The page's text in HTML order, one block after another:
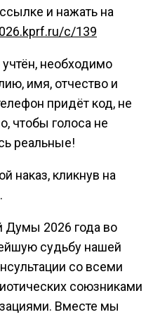
и нажать на
c/139
необходимо
имя, отчество и
придёт код, не
чтобы голоса не
реальные!
наказ, кликнув на
Думы 2026 года во
судьбу нашей
со всеми
союзниками
Вместе мы